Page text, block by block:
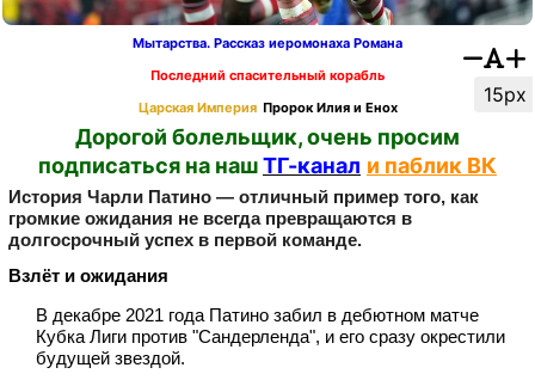
15px
Мытарства. Рассказ иеромонаха Романа
Последний спасительный корабль
Царская Империя Пророк Илия и Енох
Дорогой болельщик, очень просим
подписаться на нашТГ-канал и паблик ВК
История Чарли Патино — отличный пример того, как
громкие ожидания не всегда превращаются в
долгосрочный успех в первой команде.
Взлёт и ожидания
В декабре 2021 года Патино забил в дебютном матче
Кубка Лиги против "Сандерленда", и его сразу окрестили
будущей звездой.